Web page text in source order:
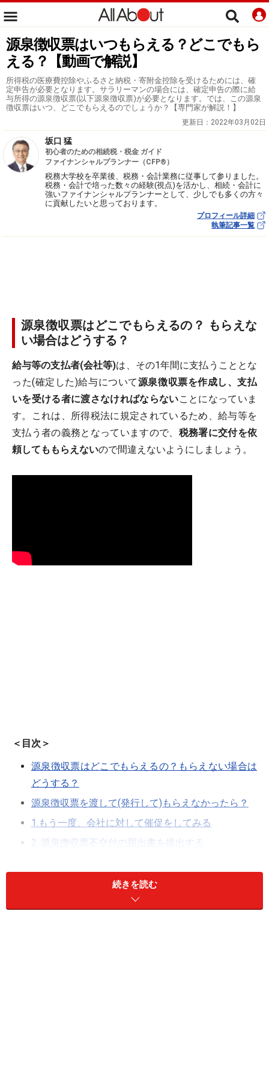
源泉徴収票はいつもらえる？どこでもら
える？【動画で解説】
所得税の医療費控除やふるさと納税・寄附金控除を受けるためには、確
定申告が必要となります。サラリーマンの場合には、確定申告の際に給
与所得の源泉徴収票(以下源泉徴収票)が必要となります。では、この源泉
徴収票はいつ、どこでもらえるのでしょうか？【専門家が解説！】
更新日： 2022年03月02日
坂口 猛
初心者のための相続税・税金 ガイド
ファイナンシャルプランナー（CFP®）
税務大学校を卒業後、税務・会計業務に従事して参りました。
税務・会計で培った数々の経験(視点)を活かし、相続・会計に
強いファイナンシャルプランナーとして、少しでも多くの方々
に貢献したいと思っております。
プロフィール詳細
執筆記事一覧
源泉徴収票はどこでもらえるの？ もらえな
い場合はどうする？
給与等の支払者(会社等)は、その1年間に支払うこととな
った(確定した)給与について源泉徴収票を作成し、支払
いを受ける者に渡さなければならないことになっていま
す。これは、所得税法に規定されているため、給与等を
支払う者の義務となっていますので、 税務署に交付を依
頼してももらえないので間違えないようにしましょう。
＜目次＞
源泉徴収票はどこでもらえるの？もらえない場合は
どうする？
源泉徴収票を渡して(発行して)もらえなかったら？
1.もう一度、会社に対して催促をしてみる
2. 源泉徴収票不交付の届出書を提出する
当初から給与明細書をもらえていなかったら？
そもそも給与所得ではない可能性も？
続きを読む